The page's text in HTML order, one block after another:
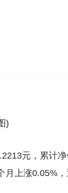
)
元，累计
上涨0.05%